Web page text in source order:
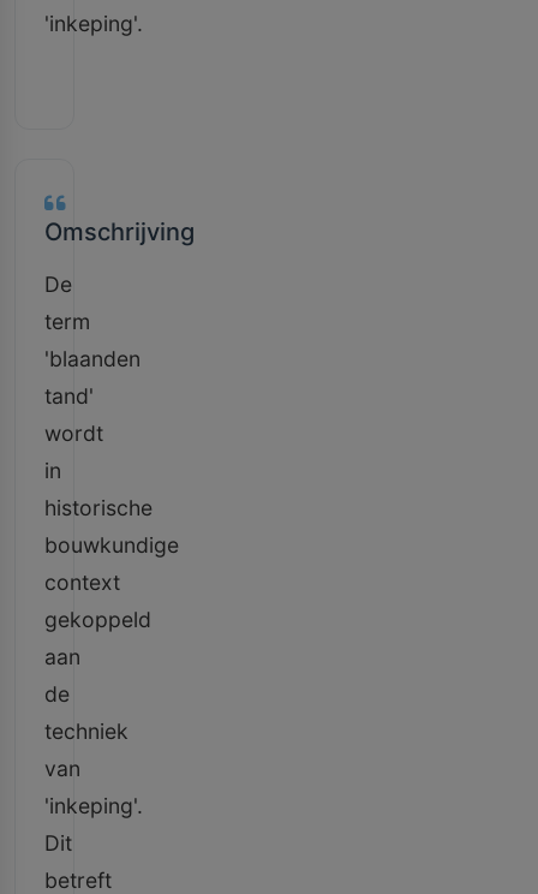
'inkeping'.
Omschrijving
De
term
'blaanden
tand'
wordt
in
historische
bouwkundige
context
gekoppeld
aan
de
techniek
van
'inkeping'.
Dit
betreft